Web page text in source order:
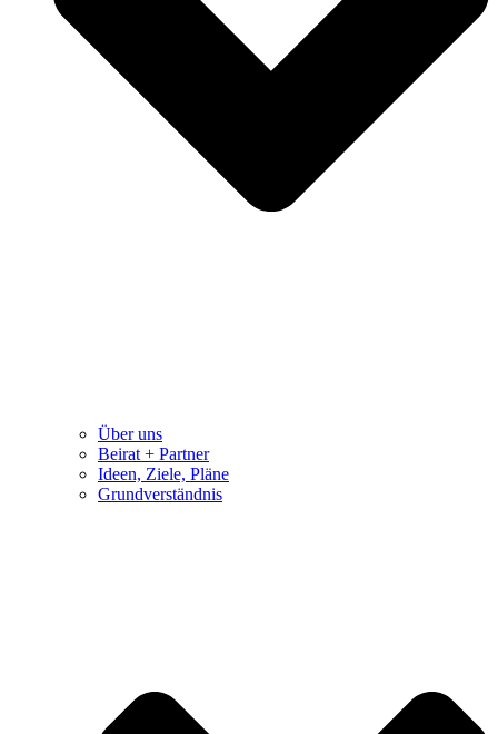
Über uns
Beirat + Partner
Ideen, Ziele, Pläne
Grundverständnis